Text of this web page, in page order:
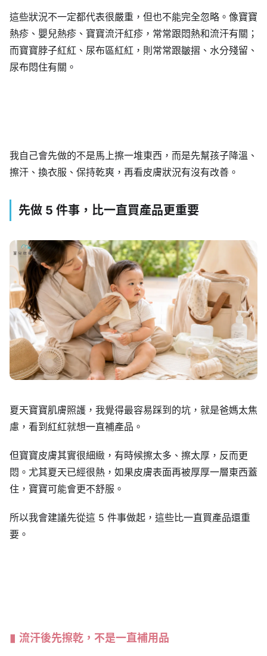
這些狀況不一定都代表很嚴重，但也不能完全忽略。像寶寶
熱疹、嬰兒熱疹、寶寶流汗紅疹，常常跟悶熱和流汗有關；
而寶寶脖子紅紅、尿布區紅紅，則常常跟皺摺、水分殘留、
尿布悶住有關。
我自己會先做的不是馬上擦一堆東西，而是先幫孩子降溫、
擦汗、換衣服、保持乾爽，再看皮膚狀況有沒有改善。
先做 5 件事，比一直買產品更重要
夏天寶寶肌膚照護，我覺得最容易踩到的坑，就是爸媽太焦
慮，看到紅紅就想一直補產品。
但寶寶皮膚其實很細緻，有時候擦太多、擦太厚，反而更
悶。尤其夏天已經很熱，如果皮膚表面再被厚厚一層東西蓋
住，寶寶可能會更不舒服。
所以我會建議先從這 5 件事做起，這些比一直買產品還重
要。
流汗後先擦乾，不是一直補用品